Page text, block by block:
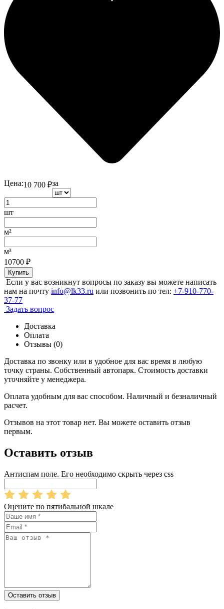
Цена:10 700 ₽за
шт
м²
м³
10700 ₽
Купить
Если у вас возникнут вопросы по заказу вы можете написать
нам на почту info@lk33.ru или позвонить по тел: +7-910-770-
37-77
Задать вопрос
Доставка
Оплата
Отзывы (0)
Доставка по звонку или в удобное для вас время в любую
точку страны. Собственный автопарк. Стоимость доставки
уточняйте у менеджера.
Оплата удобным для вас способом. Наличный и безналичный
расчет.
Отзывов на этот товар нет. Вы можете оставить отзыв
первым.
Оставить отзыв
Антиспам поле. Его необходимо скрыть через css
Оцените по пятибальной шкале